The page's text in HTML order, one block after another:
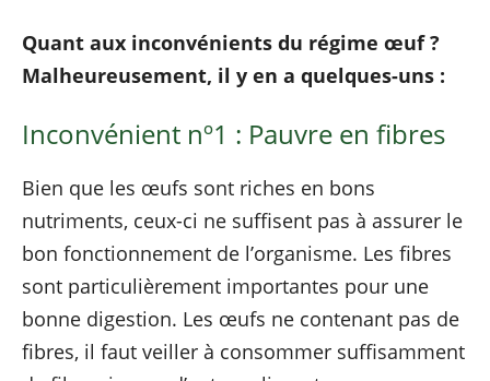
Quant aux inconvénients du régime œuf ?
Malheureusement, il y en a quelques-uns :
Inconvénient nº1 : Pauvre en fibres
Bien que les œufs sont riches en bons
nutriments, ceux-ci ne suffisent pas à assurer le
bon fonctionnement de l’organisme. Les fibres
sont particulièrement importantes pour une
bonne digestion. Les œufs ne contenant pas de
fibres, il faut veiller à consommer suffisamment